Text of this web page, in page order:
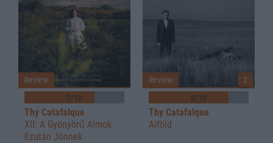
7/10
Review
Thy Catafalque
XII: A Gyönyörű Álmok
Ezután Jönnek
8/10
Review
Thy Catafalque
2
Alföld